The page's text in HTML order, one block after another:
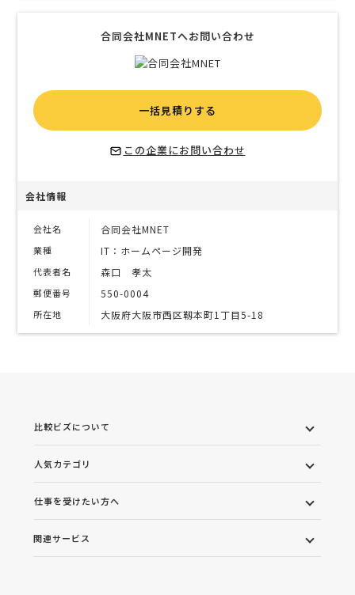
合同会社MNETへお問い合わせ
一括見積りする
この企業にお問い合わせ
会社情報
会社名 合同会社MNET
業種 IT：ホームページ開発
代表者名 森口 孝太
郵便番号 550-0004
所在地 大阪府大阪市西区靱本町1丁目5-18
比較ビズについて
人気カテゴリ
仕事を受けたい方へ
関連サービス